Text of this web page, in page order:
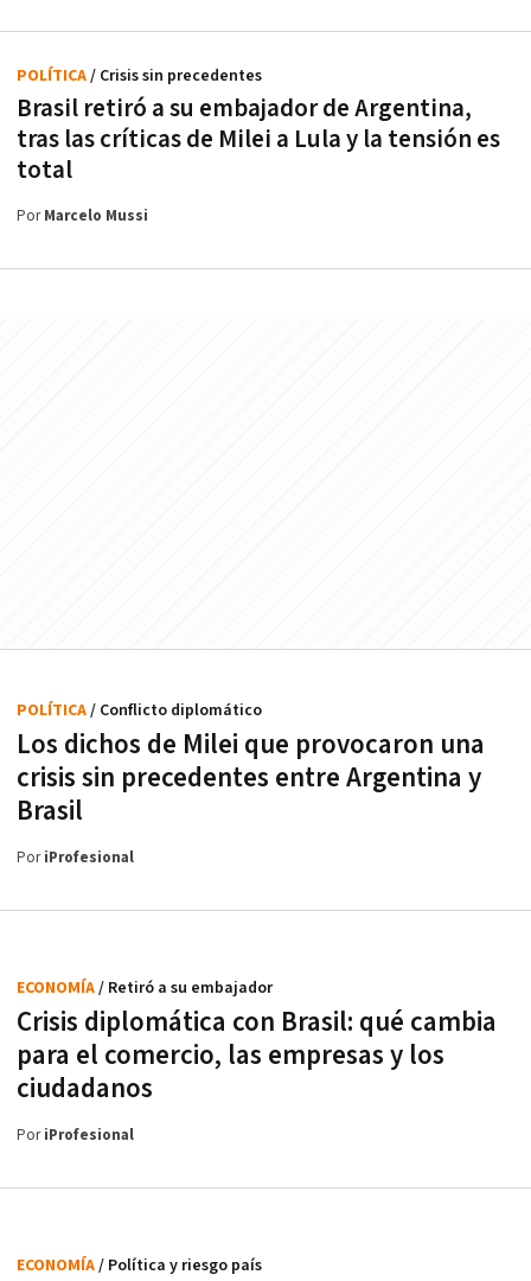
Brasil retiró a su embajador de Argentina,
tras las críticas de Milei a Lula y la tensión es
total
POLÍTICA/ Crisis sin precedentes
PorMarcelo Mussi
Los dichos de Milei que provocaron una
crisis sin precedentes entre Argentina y
Brasil
POLÍTICA/ Conflicto diplomático
PoriProfesional
Crisis diplomática con Brasil: qué cambia
para el comercio, las empresas y los
ciudadanos
ECONOMÍA/ Retiró a su embajador
PoriProfesional
ECONOMÍA/ Política y riesgo país